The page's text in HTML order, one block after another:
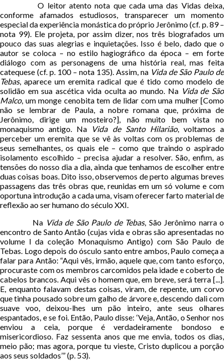
O leitor atento nota que cada uma das Vidas deixa,
conforme afamados estudiosos, transparecer um momento
especial da experiência monástica do próprio Jerônimo (cf. p. 89 –
nota 99). Ele projeta, por assim dizer, nos três biografados um
pouco das suas alegrias e inquietações. Isso é belo, dado que o
autor se coloca – no estilo hagiográfico da época – em forte
diálogo com as personagens de uma história real, mas feita
catequese (cf. p. 100 – nota 135). Assim, na Vida de São Paulo de
Tebas, aparece um eremita radical que é tido como modelo de
solidão em sua ascética vida oculta ao mundo. Na Vida de São
Malco, um monge cenobita tem de lidar com uma mulher [Como
não se lembrar de Paula, a nobre romana que, próxima de
Jerônimo, dirige um mosteiro?], não muito bem vista no
monaquismo antigo. Na
Vida de Santo Hilarião, voltamos a
perceber um eremita que se vê às voltas com os problemas de
seus semelhantes, os quais ele – como que traindo o aspirado
isolamento escolhido – precisa ajudar a resolver. São, enfim, as
tensões do nosso dia a dia, ainda que tenhamos de escolher entre
duas coisas boas. Dito isso, observemos de perto algumas breves
passagens das três obras que, reunidas em um só volume e com
oportuna introdução a cada uma, visam oferecer farto material de
reflexão ao ser humano do século XXI.
Na Vida de São Paulo de Tebas, São Jerônimo narra o
encontro de Santo Antão (cujas vida e obras são apresentadas no
volume I da coleção Monaquismo Antigo) com São Paulo de
Tebas. Logo depois do ósculo santo entre ambos, Paulo começa a
falar para Antão: “Aqui vês, irmão, aquele que, com tanto esforço,
procuraste com os membros carcomidos pela idade e coberto de
cabelos brancos. Aqui vês o homem que, em breve, será terra [...].
E, enquanto falavam destas coisas, viram, de repente, um corvo
que tinha pousado sobre um galho de árvore e, descendo dali com
suave voo, deixou-lhes um pão inteiro, ante seus olhares
espantados, e se foi. Então, Paulo disse: ‘Veja, Antão, o Senhor nos
enviou a ceia, porque é verdadeiramente bondoso e
misericordioso. Faz sessenta anos que me envia, todos os dias,
meio pão; mas agora, porque tu vieste, Cristo duplicou a porção
aos seus soldados’” (p. 53).